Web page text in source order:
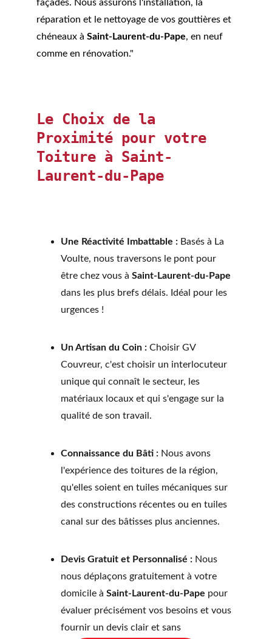
façades. Nous assurons l'installation, la
réparation et le nettoyage de vos gouttières et
chéneaux à Saint-Laurent-du-Pape, en neuf
comme en rénovation."
Le Choix de la
Proximité pour votre
Toiture à Saint-
Laurent-du-Pape
Une Réactivité Imbattable : Basés à La
Voulte, nous traversons le pont pour
être chez vous à Saint-Laurent-du-Pape
dans les plus brefs délais. Idéal pour les
urgences !
Un Artisan du Coin : Choisir GV
Couvreur, c'est choisir un interlocuteur
unique qui connaît le secteur, les
matériaux locaux et qui s'engage sur la
qualité de son travail.
Connaissance du Bâti : Nous avons
l'expérience des toitures de la région,
qu'elles soient en tuiles mécaniques sur
des constructions récentes ou en tuiles
canal sur des bâtisses plus anciennes.
Devis Gratuit et Personnalisé : Nous
nous déplaçons gratuitement à votre
domicile à Saint-Laurent-du-Pape pour
évaluer précisément vos besoins et vous
fournir un devis clair et sans